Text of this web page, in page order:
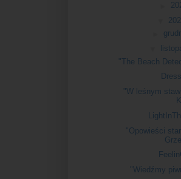
"The Beach
"W leśnym
"Opowieści
"Wiedźmy